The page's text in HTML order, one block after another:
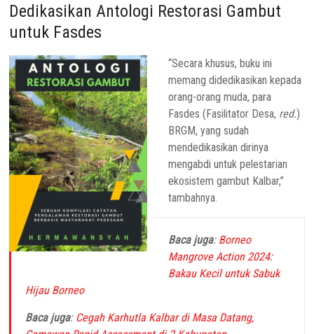
Dedikasikan Antologi Restorasi Gambut
untuk Fasdes
“Secara khusus, buku ini
memang didedikasikan kepada
orang-orang muda, para
Fasdes (Fasilitator Desa, red.)
BRGM, yang sudah
mendedikasikan dirinya
mengabdi untuk pelestarian
ekosistem gambut Kalbar,”
tambahnya.
Baca juga: Borneo
Mangrove Action 2024:
Bakau Kecil untuk Sabuk
Hijau Borneo
Baca juga: Cegah Karhutla Kalbar di Masa Datang,